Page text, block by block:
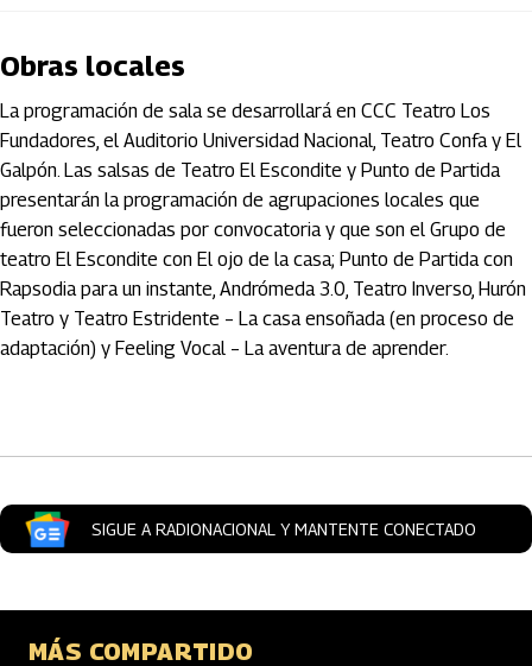
Obras locales
La programación de sala se desarrollará en CCC Teatro Los
Fundadores, el Auditorio Universidad Nacional, Teatro Confa y El
Galpón. Las salsas de Teatro El Escondite y Punto de Partida
presentarán la programación de agrupaciones locales que
fueron seleccionadas por convocatoria y que son el Grupo de
teatro El Escondite con El ojo de la casa; Punto de Partida con
Rapsodia para un instante, Andrómeda 3.0, Teatro Inverso, Hurón
Teatro y Teatro Estridente – La casa ensoñada (en proceso de
adaptación) y Feeling Vocal – La aventura de aprender.
SIGUE A RADIONACIONAL Y MANTENTE CONECTADO
MÁS COMPARTIDO